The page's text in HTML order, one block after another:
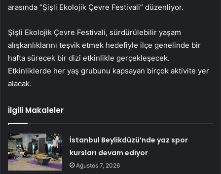
arasında “Şişli Ekolojik Çevre Festivali” düzenliyor.
Şişli Ekolojik Çevre Festivali, sürdürülebilir yaşam
alışkanlıklarını teşvik etmek hedefiyle ilçe genelinde bir
hafta sürecek bir dizi etkinlikle gerçekleşecek.
Etkinliklerde her yaş grubunu kapsayan birçok aktivite yer
alacak.
İlgili Makaleler
İstanbul Beylikdüzü’nde yaz spor
kursları devam ediyor
Ağustos 7, 2026